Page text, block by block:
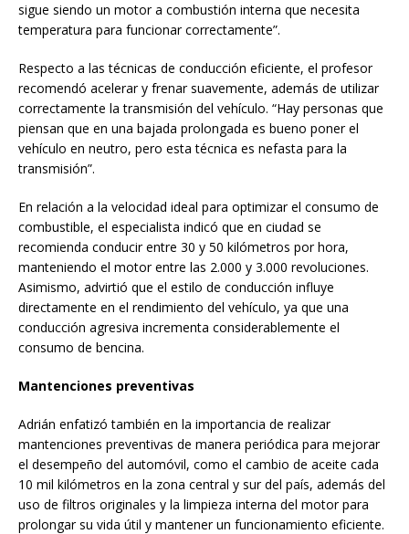
sigue siendo un motor a combustión interna que necesita
temperatura para funcionar correctamente”.
Respecto a las técnicas de conducción eficiente, el profesor
recomendó acelerar y frenar suavemente, además de utilizar
correctamente la transmisión del vehículo. “Hay personas que
piensan que en una bajada prolongada es bueno poner el
vehículo en neutro, pero esta técnica es nefasta para la
transmisión”.
En relación a la velocidad ideal para optimizar el consumo de
combustible, el especialista indicó que en ciudad se
recomienda conducir entre 30 y 50 kilómetros por hora,
manteniendo el motor entre las 2.000 y 3.000 revoluciones.
Asimismo, advirtió que el estilo de conducción influye
directamente en el rendimiento del vehículo, ya que una
conducción agresiva incrementa considerablemente el
consumo de bencina.
Mantenciones preventivas
Adrián enfatizó también en la importancia de realizar
mantenciones preventivas de manera periódica para mejorar
el desempeño del automóvil, como el cambio de aceite cada
10 mil kilómetros en la zona central y sur del país, además del
uso de filtros originales y la limpieza interna del motor para
prolongar su vida útil y mantener un funcionamiento eficiente.